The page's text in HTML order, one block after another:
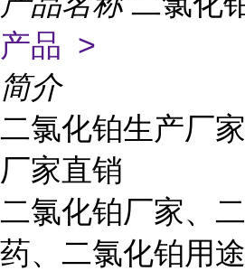
产品 >
简介
二氯化铂生产厂
厂家直销
二氯化铂厂家、
药、二氯化铂用